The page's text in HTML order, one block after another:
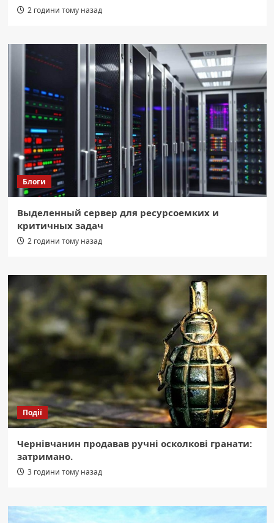
2 години тому назад
Блоги
Выделенный сервер для ресурсоемких и
критичных задач
2 години тому назад
Події
Чернівчанин продавав ручні осколкові гранати:
затримано.
3 години тому назад